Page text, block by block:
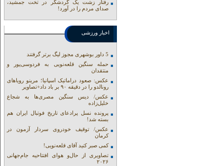
رفتار زشت یک گردشگر در تخت جمشید،
صدای مردم را در آورد!
اخبار ورزشی
5 داور بوشهری مجوز لیگ برتر گرفتند
حمله سنگین قلعه‌نویی به فردوسی‌پور و
منتقدان
عکس: صعود دراماتیک اسپانیا؛ مرینو رویاهای
رونالدو را در دقیقه ۹۰ بر باد داد+تصاویر
عکس/ دیس سنگین مصری‌ها به شجاع
خلیل‌زاده
پرونده نسل پرادعای تاریخ فوتبال ایران هم
بسته شد!
عکس/ توقیف خودروی سردار آزمون در
کرمان
کمی صبر کنید آقای قلعه‌نویی!
تصاویری از حال‌و هوای افتتاحیه جام‌جهانی
۲۰۲۶